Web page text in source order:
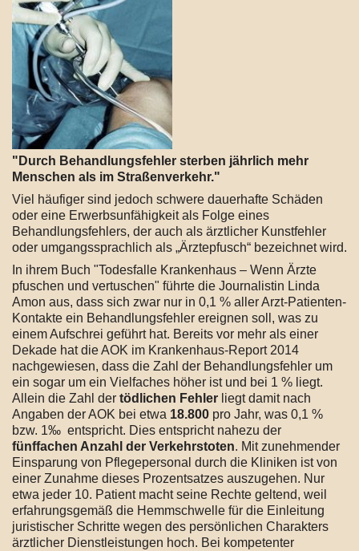
"Durch Behandlungsfehler sterben jährlich mehr
Menschen als im Straßenverkehr."
Viel häufiger sind jedoch schwere dauerhafte Schäden
oder eine Erwerbsunfähigkeit als Folge eines
Behandlungsfehlers, der auch als ärztlicher Kunstfehler
oder umgangssprachlich als „Ärztepfusch“ bezeichnet wird.
In ihrem Buch "Todesfalle Krankenhaus – Wenn Ärzte
pfuschen und vertuschen" führte die Journalistin Linda
Amon aus, dass sich zwar nur in 0,1 % aller Arzt-Patienten-
Kontakte ein Behandlungsfehler ereignen soll, was zu
einem Aufschrei geführt hat. Bereits vor mehr als einer
Dekade hat die AOK im Krankenhaus-Report 2014
nachgewiesen, dass die Zahl der Behandlungsfehler um
ein sogar um ein Vielfaches höher ist und bei 1 % liegt.
Allein die Zahl der tödlichen Fehler liegt damit nach
Angaben der AOK bei etwa 18.800 pro Jahr, was 0,1 %
bzw. 1‰ entspricht. Dies entspricht nahezu der
fünffachen Anzahl der Verkehrstoten. Mit zunehmender
Einsparung von Pflegepersonal durch die Kliniken ist von
einer Zunahme dieses Prozentsatzes auszugehen. Nur
etwa jeder 10. Patient macht seine Rechte geltend, weil
erfahrungsgemäß die Hemmschwelle für die Einleitung
juristischer Schritte wegen des persönlichen Charakters
ärztlicher Dienstleistungen hoch. Bei kompetenter